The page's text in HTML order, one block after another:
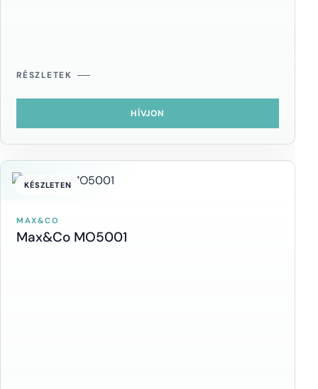
RÉSZLETEK
HÍVJON
KÉSZLETEN
MAX&CO
Max&Co MO5001